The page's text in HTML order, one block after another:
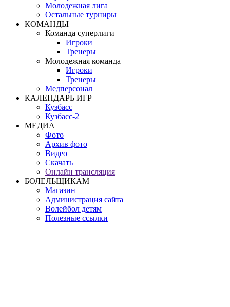
Молодежная лига
Остальные турниры
КОМАНДЫ
Команда суперлиги
Игроки
Тренеры
Молодежная команда
Игроки
Тренеры
Медперсонал
КАЛЕНДАРЬ ИГР
Кузбасс
Кузбасс-2
МЕДИА
Фото
Архив фото
Видео
Скачать
Онлайн трансляция
БОЛЕЛЬЩИКАМ
Магазин
Администрация сайта
Волейбол детям
Полезные ссылки